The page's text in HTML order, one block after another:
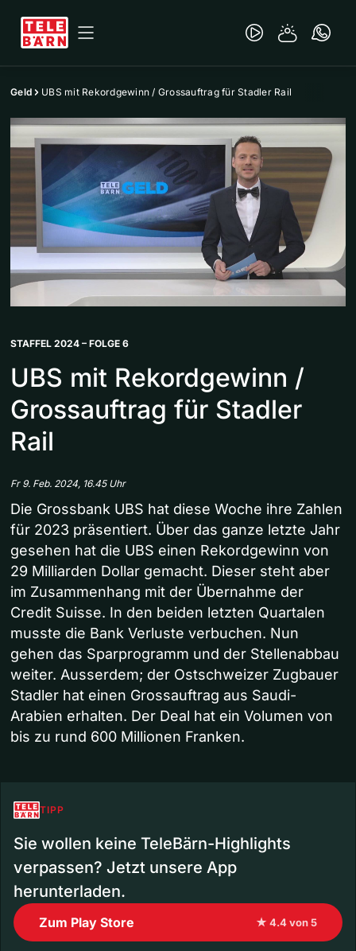
Geld UBS mit Rekordgewinn / Grossauftrag für Stadler Rail
STAFFEL 2024 – FOLGE 6
UBS mit Rekordgewinn /
Grossauftrag für Stadler
Rail
Fr 9. Feb. 2024, 16.45 Uhr
Die Grossbank UBS hat diese Woche ihre Zahlen
für 2023 präsentiert. Über das ganze letzte Jahr
gesehen hat die UBS einen Rekordgewinn von
29 Milliarden Dollar gemacht. Dieser steht aber
im Zusammenhang mit der Übernahme der
Credit Suisse. In den beiden letzten Quartalen
musste die Bank Verluste verbuchen. Nun
gehen das Sparprogramm und der Stellenabbau
weiter. Ausserdem; der Ostschweizer Zugbauer
Stadler hat einen Grossauftrag aus Saudi-
Arabien erhalten. Der Deal hat ein Volumen von
bis zu rund 600 Millionen Franken.
TIPP
Sie wollen keine TeleBärn-Highlights
verpassen? Jetzt unsere App
herunterladen.
Zum Play Store ★ 4.4 von 5